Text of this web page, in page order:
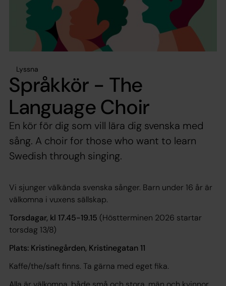
Lyssna
Språkkör - The
Language Choir
En kör för dig som vill lära dig svenska med
sång. A choir for those who want to learn
Swedish through singing.
Vi sjunger välkända svenska sånger. Barn under 16 år är
välkomna i vuxens sällskap.
Torsdagar, kl 17.45-19.15 (Höstterminen 2026 startar
torsdag 13/8)
Plats: Kristinegården, Kristinegatan 11
Kaffe/the/saft finns. Ta gärna med eget fika.